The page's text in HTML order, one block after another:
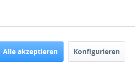
Alle akzeptieren Konfigurieren